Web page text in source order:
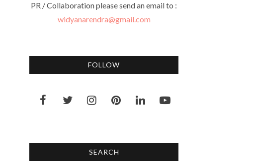
PR / Collaboration please send an email to :
widyanarendra@gmail.com
FOLLOW
SEARCH